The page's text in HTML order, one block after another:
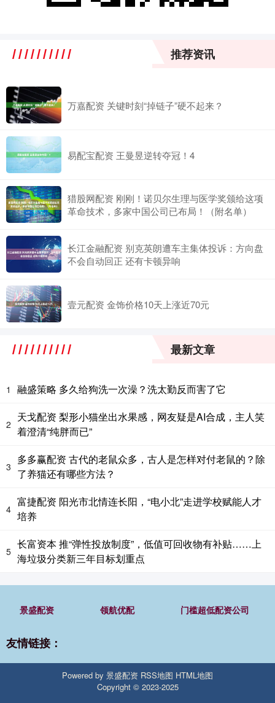
推荐资讯
万嘉配资 关键时刻“掉链子”硬不起来？
易配宝配资 王曼昱逆转夺冠！4
猎股网配资 刚刚！诺贝尔生理与医学奖颁给这项
革命技术，多家中国公司已布局！（附名单）
长江金融配资 别克英朗遭车主集体投诉：方向盘
不会自动回正 还有卡顿异响
壹元配资 金饰价格10天上涨近70元
最新文章
1 融盛策略 多久给狗洗一次澡？洗太勤反而害了它
2
天戈配资 梨形小猫坐出水果感，网友疑是AI合成，主人笑
着澄清“纯胖而已”
3
多多赢配资 古代的老鼠众多，古人是怎样对付老鼠的？除
了养猫还有哪些方法？
4
富捷配资 阳光市北情连长阳，“电小北”走进学校赋能人才
培养
5
长富资本 推“弹性投放制度”，低值可回收物有补贴……上
海垃圾分类新三年目标划重点
景盛配资 领航优配 门槛超低配资公司
友情链接：
Powered by 景盛配资 RSS地图 HTML地图
Copyright © 2023-2025